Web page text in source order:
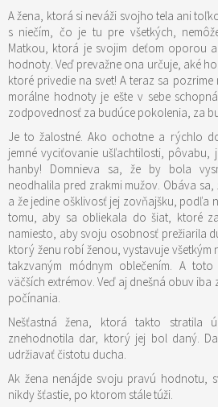
A žena, ktorá si neváži svojho tela ani
s niečím, čo je tu pre všetkých,
Matkou, ktorá je svojim deťom oporou
hodnoty. Veď prevažne ona určuje, aké
ktoré privedie na svet! A teraz sa
morálne hodnoty je ešte v sebe
zodpovednosť za budúce pokolenia, za
Je to žalostné. Ako ochotne a rýchlo
jemné vyciťovanie ušľachtilosti, pôvabu,
hanby! Domnieva sa, že by bola
neodhalila pred zrakmi mužov. Obáva
a že jedine ošklivosť jej zovňajšku, podľa
tomu, aby sa obliekala do šiat, ktoré
namiesto, aby svoju osobnosť prežiarila
ktorý ženu robí ženou, vystavuje všetkým
takzvaným módnym oblečením. A
väčších extrémov. Veď aj dnešná obuv
počínania.
Nešťastná žena, ktorá takto stratila
znehodnotila dar, ktorý jej bol daný.
udržiavať čistotu ducha.
Ak žena nenájde svoju pravú hodnotu,
nikdy šťastie, po ktorom stále túži.